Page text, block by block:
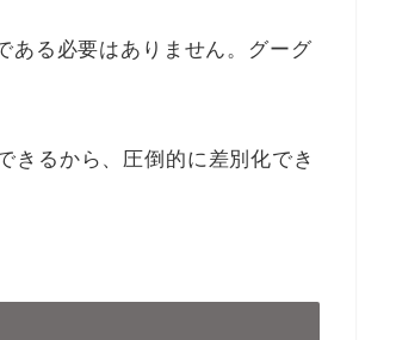
ある必要はありません。グーグ
きるから、圧倒的に差別化でき